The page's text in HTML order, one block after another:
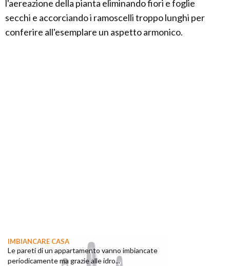
l'aereazione della pianta eliminando fiori e foglie
secchi e accorciando i ramoscelli troppo lunghi per
conferire all'esemplare un aspetto armonico.
IMBIANCARE CASA
Le pareti di un appartamento vanno imbiancate
periodicamente ma grazie alle idro...